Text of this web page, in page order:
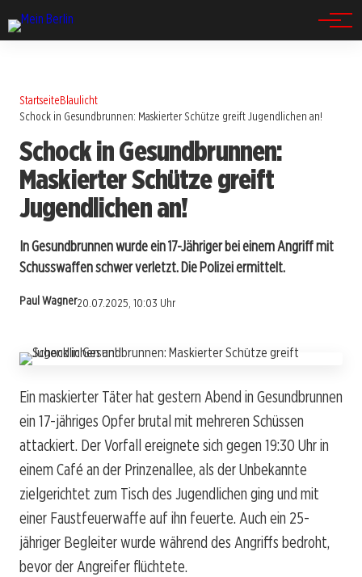
StartseiteBlaulicht
Schock in Gesundbrunnen: Maskierter Schütze greift Jugendlichen an!
Schock in Gesundbrunnen:
Maskierter Schütze greift
Jugendlichen an!
In Gesundbrunnen wurde ein 17-Jähriger bei einem Angriff mit
Schusswaffen schwer verletzt. Die Polizei ermittelt.
Paul Wagner20.07.2025, 10:03 Uhr
Ein maskierter Täter hat gestern Abend in Gesundbrunnen
ein 17-jähriges Opfer brutal mit mehreren Schüssen
attackiert. Der Vorfall ereignete sich gegen 19:30 Uhr in
einem Café an der Prinzenallee, als der Unbekannte
zielgerichtet zum Tisch des Jugendlichen ging und mit
einer Faustfeuerwaffe auf ihn feuerte. Auch ein 25-
jähriger Begleiter wurde während des Angriffs bedroht,
bevor der Angreifer flüchtete.